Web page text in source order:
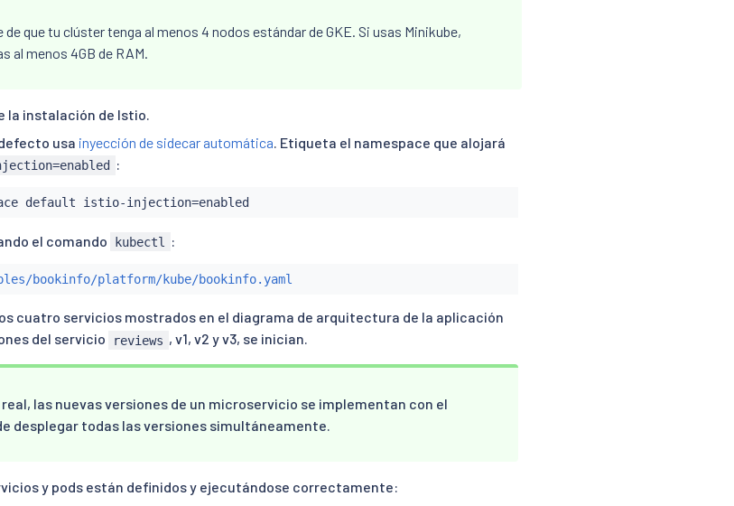
de que tu clúster tenga al menos 4 nodos estándar de GKE. Si usas Minikube,
al menos 4GB de RAM.
la instalación de Istio.
usa inyección de sidecar automática . Etiqueta el namespace que alojará
:
default istio-injection=
el comando kubectl :
bookinfo/platform/kube/bookinfo.yaml
cuatro servicios mostrados en el diagrama de arquitectura de la aplicación
del servicio
reviews , v1, v2 y v3, se inician.
real, las nuevas versiones de un microservicio se implementan con el
desplegar todas las versiones simultáneamente.
y pods están definidos y ejecutándose correctamente: